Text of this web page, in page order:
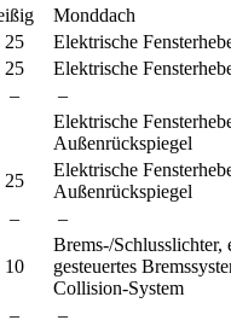
Monddach
25
Elektrische
25
Elektrische
–
–
Elektrische
Außenrückspiegel
25
Elektrische
Außenrückspiegel
– –
10
Brems-/Schlusslichter,
gesteuertes
Collision-System
–
–